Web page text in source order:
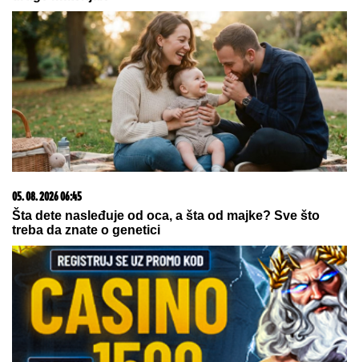
MAĐAR SE HITNO OBRATIO GRAĐANIMA:Evo šta
im je poručio
"BOMBA" U PREMIJER LIGI: Arsenal
doveo zvezdu Njukasla za 87,5
miliona evra
komšiluku napravili PERFORMANS,
a zbog ovog muškarca ljudi trljaju
oči i ne veruju šta vide